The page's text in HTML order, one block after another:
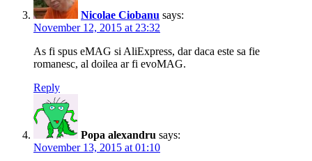
Nicolae Ciobanu says:
November 12, 2015 at 23:32
As fi spus eMAG si AliExpress, dar daca este sa fie
romanesc, al doilea ar fi evoMAG.
Reply
Popa alexandru says:
November 13, 2015 at 01:10